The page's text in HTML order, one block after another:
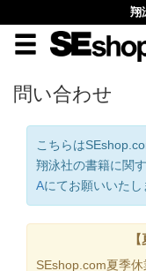
翔
問い合わせ
こちらは
翔泳社の書籍に関
Aにてお願いいたし
SEshop.com夏季